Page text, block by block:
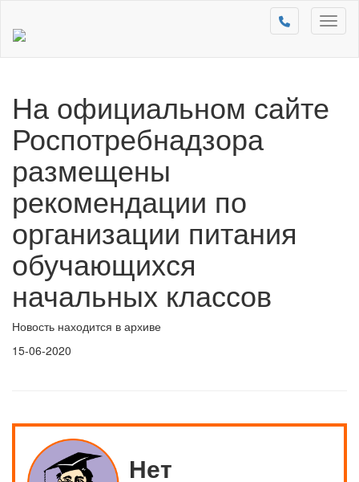
На официальном сайте
Роспотребнадзора
размещены
рекомендации по
организации питания
обучающихся
начальных классов
Новость находится в архиве
15-06-2020
Нет